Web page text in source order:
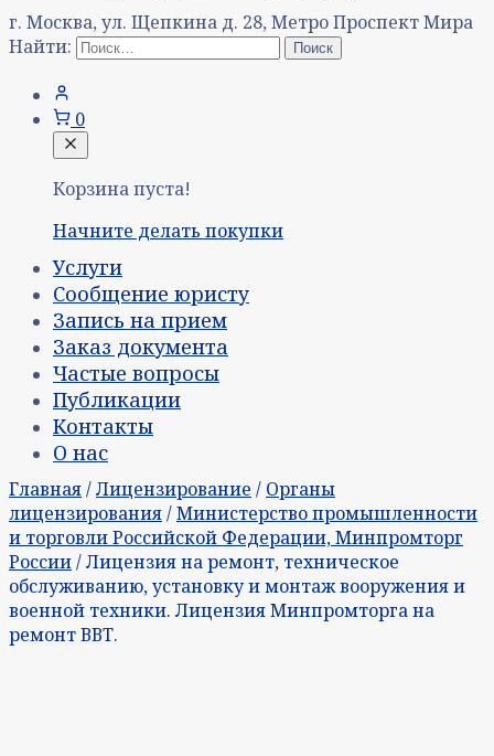
г. Москва, ул. Щепкина д. 28, Метро Проспект Мира
Найти:
0
Корзина пуста!
Начните делать покупки
Услуги
Сообщение юристу
Запись на прием
Заказ документа
Частые вопросы
Публикации
Контакты
О нас
Главная/Лицензирование / Органы
лицензирования/Министерство промышленности
и торговли Российской Федерации, Минпромторг
России/ Лицензия на ремонт, техническое
обслуживанию, установку и монтаж вооружения и
военной техники. Лицензия Минпромторга на
ремонт ВВТ.